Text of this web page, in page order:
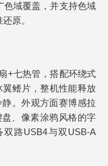
色域覆盖，并支持色域
原。
+七热管，搭配环绕式
鳍片，整机性能释放
。外观方面赛博感拉
、像素涂鸦风格的字
路USB4与双USB-A